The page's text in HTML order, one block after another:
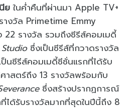
ยในค่ำคืนที่ผ่านมา Apple TV+
งวัล Primetime Emmy
22 รางวัล รวมถึงซีรีส์คอมเมดี้
ซึ่งเป็นซีรีส์ที่กวาดรางวัล
นซีรีส์คอมเมดี้ซีซั่นแรกที่ได้รับ
าสตร์ถึง 13 รางวัลพร้อมกับ
ซึ่งสร้างปรากฏการณ์
ได้รับรางวัลมากที่สุดในปีนี้ถึง 8